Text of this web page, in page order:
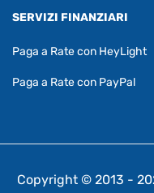
SERVIZI FINANZIARI
Paga a Rate con HeyLight
Paga a Rate con PayPal
Copyright © 2013 -